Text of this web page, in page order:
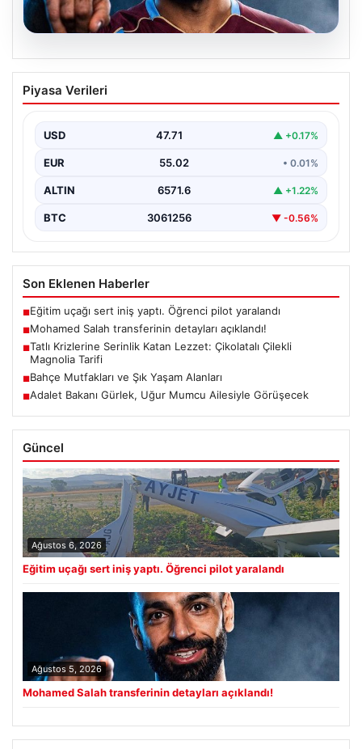
05.08.2026
Mohamed Salah transferinin detayları
açıklandı!
Piyasa Verileri
USD 47.71 ▲ +0.17%
EUR 55.02 • 0.01%
ALTIN 6571.6 ▲ +1.22%
BTC 3061256 ▼ -0.56%
Son Eklenen Haberler
■Eğitim uçağı sert iniş yaptı. Öğrenci pilot yaralandı
■Mohamed Salah transferinin detayları açıklandı!
■Tatlı Krizlerine Serinlik Katan Lezzet: Çikolatalı Çilekli
Magnolia Tarifi
■Bahçe Mutfakları ve Şık Yaşam Alanları
■Adalet Bakanı Gürlek, Uğur Mumcu Ailesiyle Görüşecek
Güncel
Ağustos 6, 2026
Eğitim uçağı sert iniş yaptı. Öğrenci pilot yaralandı
Ağustos 5, 2026
Mohamed Salah transferinin detayları açıklandı!